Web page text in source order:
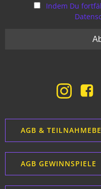
Indem Du
AGB &
AGB GEWINNSPIELE